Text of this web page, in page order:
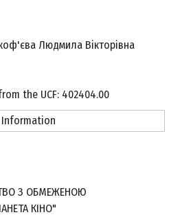
Людмила Вікторівна
the UCF: 402404.00
Information
З ОБМЕЖЕНОЮ
КІНО"